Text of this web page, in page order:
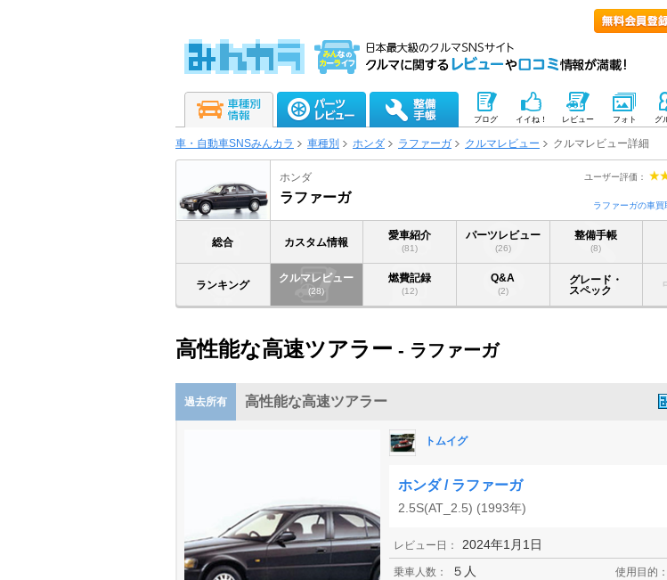
ブログ イイね！ レビュー フォト グ
車・自動車SNSみんカラ 車種別 ホンダ ラファーガ クルマレビュー クルマレビュー詳細
ユーザー評価：
ホンダ
ラファーガ
ラファーガの車買
総合 カスタム情報
愛車紹介
(81)
パーツレビュー
(26)
整備手帳
(8)
ランキング
クルマレビュー
(28)
燃費記録
(12)
Q&A
(2)
グレード・
スペック
高性能な高速ツアラー - ラファーガ
過去所有 高性能な高速ツアラー
トムイグ
ホンダ / ラファーガ
2.5S(AT_2.5) (1993年)
レビュー日： 2024年1月1日
乗車人数： ５人 使用目的：